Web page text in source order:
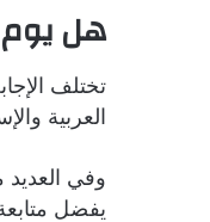
هل يوم
تختلف
العربية
وفي العديد
يفضل